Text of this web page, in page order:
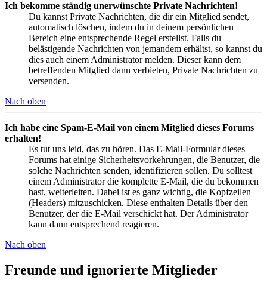
Ich bekomme ständig unerwünschte Private Nachrichten!
Du kannst Private Nachrichten, die dir ein Mitglied sendet,
automatisch löschen, indem du in deinem persönlichen
Bereich eine entsprechende Regel erstellst. Falls du
belästigende Nachrichten von jemandem erhältst, so kannst du
dies auch einem Administrator melden. Dieser kann dem
betreffenden Mitglied dann verbieten, Private Nachrichten zu
versenden.
Nach oben
Ich habe eine Spam-E-Mail von einem Mitglied dieses Forums
erhalten!
Es tut uns leid, das zu hören. Das E-Mail-Formular dieses
Forums hat einige Sicherheitsvorkehrungen, die Benutzer, die
solche Nachrichten senden, identifizieren sollen. Du solltest
einem Administrator die komplette E-Mail, die du bekommen
hast, weiterleiten. Dabei ist es ganz wichtig, die Kopfzeilen
(Headers) mitzuschicken. Diese enthalten Details über den
Benutzer, der die E-Mail verschickt hat. Der Administrator
kann dann entsprechend reagieren.
Nach oben
Freunde und ignorierte Mitglieder